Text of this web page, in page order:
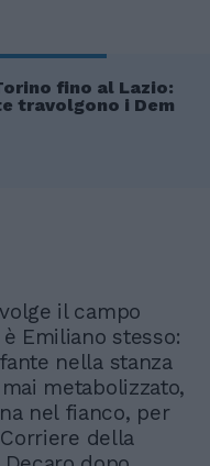
fino al Lazio:
travolgono i Dem
il campo
Emiliano stesso:
nella stanza
metabolizzato,
nel fianco, per
della